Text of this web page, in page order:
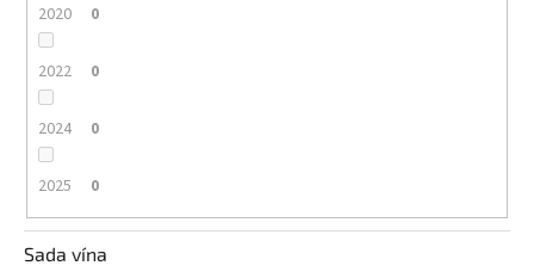
2020 0
2022 0
2024 0
2025 0
Sada vína